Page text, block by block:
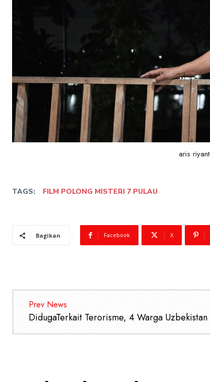
aris
TAGS: FILM POLONG MISTERI 7 PULAU
Bagikan Facebook X
Prev News
DidugaTerkait Terorisme, 4 Warga